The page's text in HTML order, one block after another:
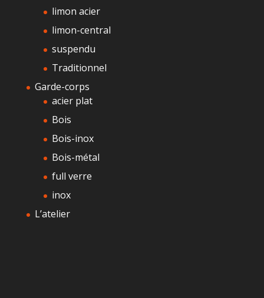
limon acier
limon-central
suspendu
Traditionnel
Garde-corps
acier plat
Bois
Bois-inox
Bois-métal
full verre
inox
L’atelier